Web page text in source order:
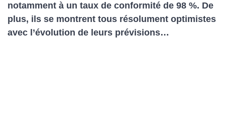
notamment à un taux de conformité de 98 %. De
plus, ils se montrent tous résolument optimistes
avec l’évolution de leurs prévisions…